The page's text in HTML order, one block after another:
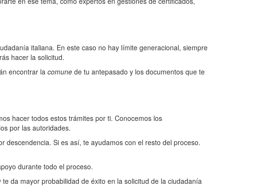
italiana. En este caso no hay límite generacional, siempre
hacer la solicitud.
encontrar la comune de tu antepasado y los documentos que te
hacer todos estos trámites por ti. Conocemos los
por las autoridades.
descendencia. Si es así, te ayudamos con el resto del proceso.
durante todo el proceso.
da mayor probabilidad de éxito en la solicitud de la ciudadanía